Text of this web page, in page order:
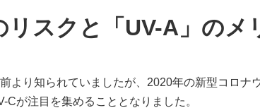
リスクと「UV-A」のメ
より知られていましたが、2020年の新型コロナ
Cが注目を集めることとなりました。